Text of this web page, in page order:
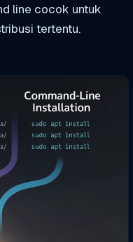
line cocok untuk
tertentu.